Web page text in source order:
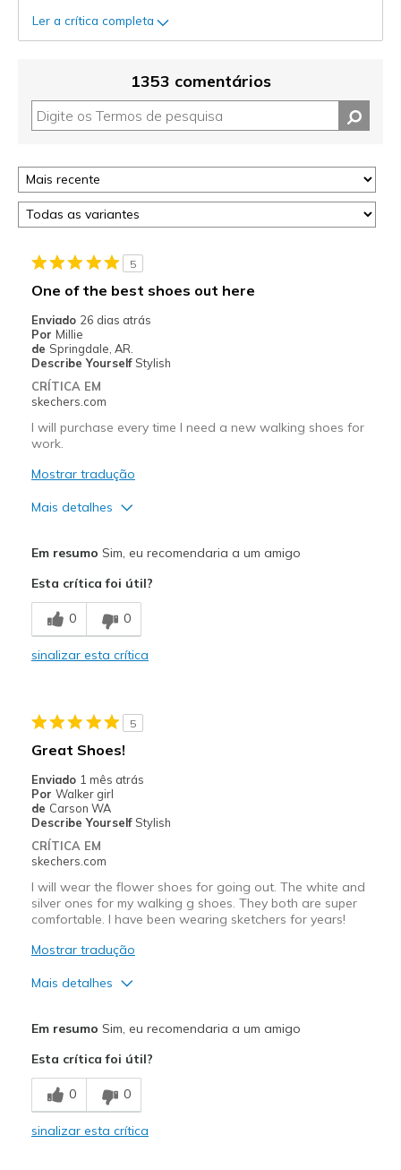
Ler a crítica completa
1353 comentários
5
One of the best shoes out here
Enviado 26 dias atrás
Por Millie
de Springdale, AR.
Describe Yourself Stylish
CRÍTICA EM
skechers.com
I will purchase every time I need a new walking shoes for
work.
Mostrar tradução
Mais detalhes
Breathe Well
Comfortable
Contras
Melhores utilizações
Going Out
Walking
View On Shoes
Em resumo Sim, eu recomendaria a um amigo
Esta crítica foi útil?
0 0
sinalizar esta crítica
5
Great Shoes!
Enviado 1 mês atrás
Por Walker girl
de Carson WA
Describe Yourself Stylish
CRÍTICA EM
skechers.com
I will wear the flower shoes for going out. The white and
silver ones for my walking g shoes. They both are super
comfortable. I have been wearing sketchers for years!
Mostrar tradução
Mais detalhes
Breathe Well
Comfortable
Em resumo Sim, eu recomendaria a um amigo
Esta crítica foi útil?
0 0
sinalizar esta crítica